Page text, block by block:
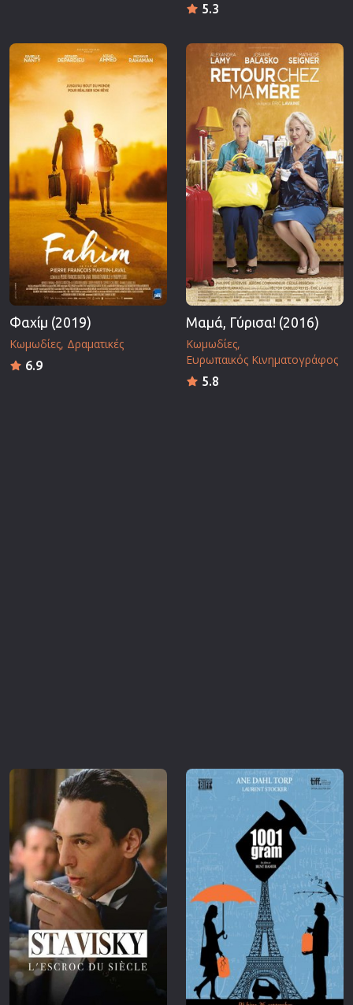
5.3
Φαχίμ (2019)
Κωμωδίες Δραματικές
6.9
Μαμά, Γύρισα! (2016)
Κωμωδίες
Ευρωπαικός Κινηματογράφος
5.8